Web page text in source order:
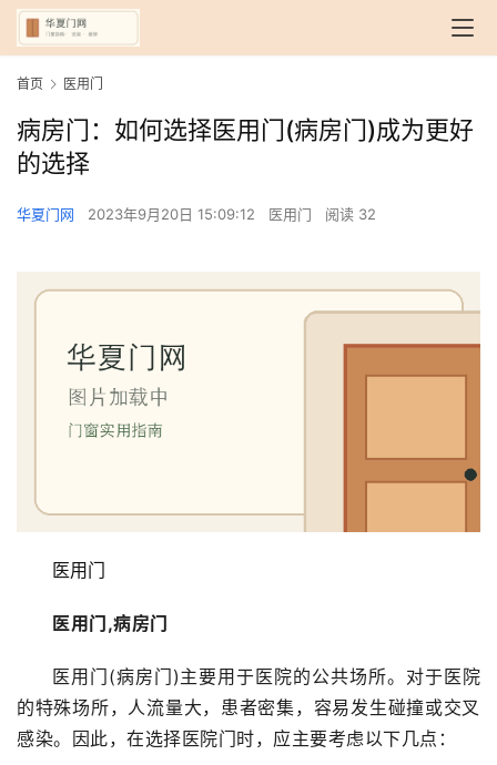
首页 医用门
病房门：如何选择医用门(病房门)成为更好
的选择
华夏门网 2023年9月20日 15:09:12 医用门 阅读 32
医用门
医用门,病房门
医用门(病房门)主要用于医院的公共场所。对于医院
的特殊场所，人流量大，患者密集，容易发生碰撞或交叉
感染。因此，在选择医院门时，应主要考虑以下几点：